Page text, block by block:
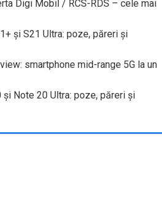
Digi Mobil / RCS-RDS – cele mai
și S21 Ultra: poze, păreri și
smartphone mid-range 5G la un
și Note 20 Ultra: poze, păreri și